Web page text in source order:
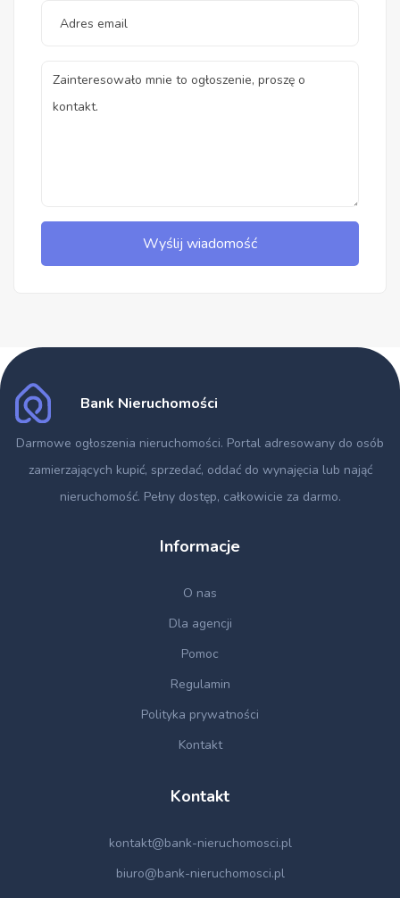
Wyślij wiadomość
Bank Nieruchomości
Darmowe ogłoszenia nieruchomości. Portal adresowany do osób
zamierzających kupić, sprzedać, oddać do wynajęcia lub nająć
nieruchomość. Pełny dostęp, całkowicie za darmo.
Informacje
O nas
Dla agencji
Pomoc
Regulamin
Polityka prywatności
Kontakt
Kontakt
kontakt@bank-nieruchomosci.pl
biuro@bank-nieruchomosci.pl